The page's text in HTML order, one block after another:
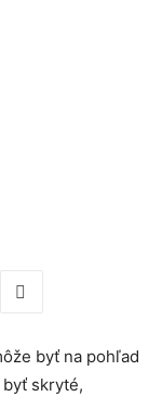
byť na pohľad
skryté,